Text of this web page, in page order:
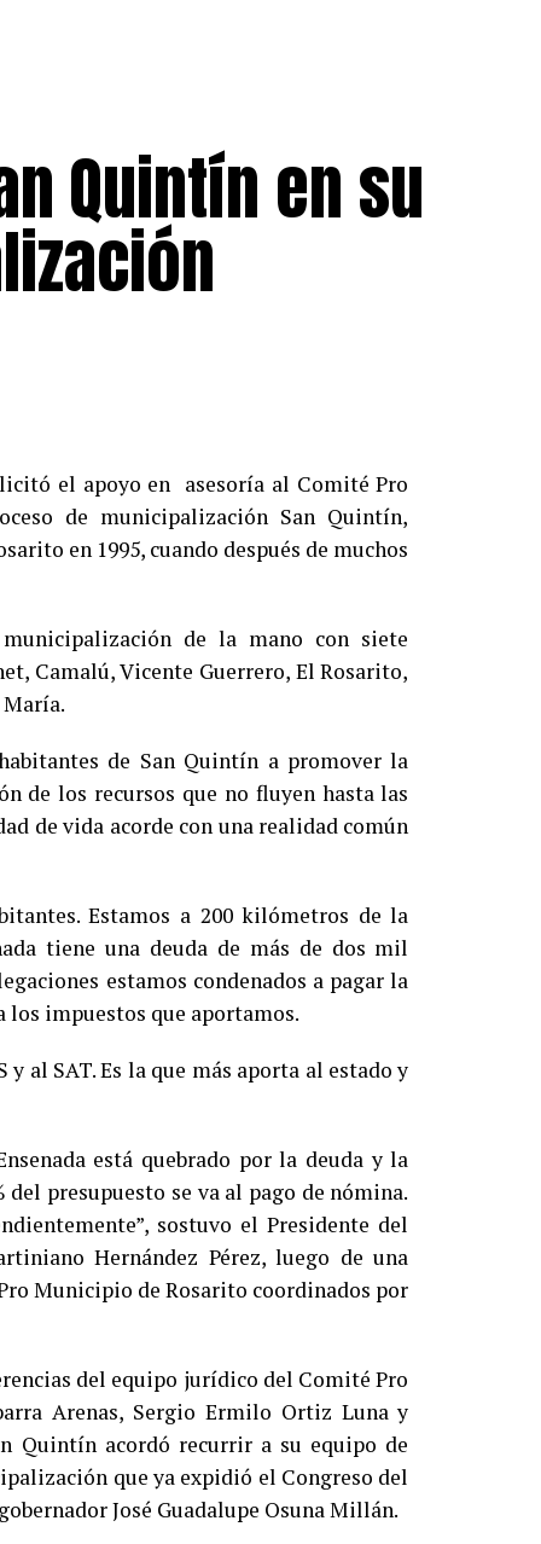
Quintín en su
el apoyo en asesoría al Comité Pro
de municipalización San Quintín,
en 1995, cuando después de muchos
de la mano con siete
Camalú, Vicente Guerrero, El Rosarito,
María.
de San Quintín a promover la
de los recursos que no fluyen hasta las
de vida acorde con una realidad común
Estamos a 200 kilómetros de la
tiene una deuda de más de dos mil
estamos condenados a pagar la
los impuestos que aportamos.
al SAT. Es la que más aporta al estado y
está quebrado por la deuda y la
del presupuesto se va al pago de nómina.
sostuvo el Presidente del
Hernández Pérez, luego de una
Municipio de Rosarito coordinados por
del equipo jurídico del Comité Pro
Arenas, Sergio Ermilo Ortiz Luna y
Quintín acordó recurrir a su equipo de
que ya expidió el Congreso del
José Guadalupe Osuna Millán.